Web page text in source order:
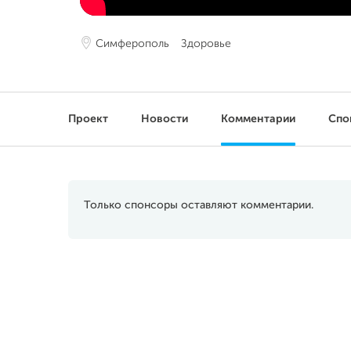
Симферополь Здоровье
Проект Новости Комментарии
Только спонсоры оставляют комментарии.